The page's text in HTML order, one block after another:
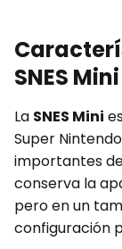
SNES Mini
La SNES Mini
Super
importantes
conserva la
pero en un
configuración